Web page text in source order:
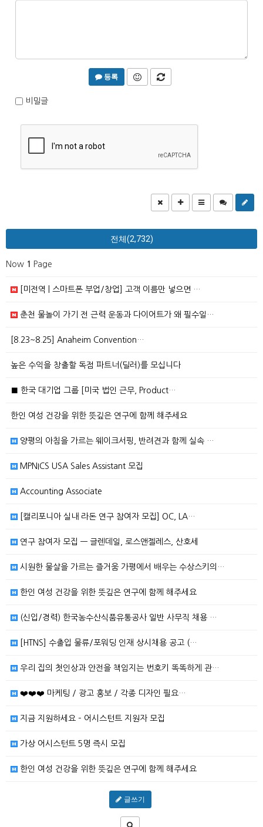
등록
비밀글
전체(2,732)
Now 1 Page
[미전역 | 스마트폰 부업/창업] 고객 이름만 넣으면 …
춘천 물놀이 가기 전 근력 운동과 다이어트가 왜 필수일…
[8.23~8.25] Anaheim Convention…
높은 수익을 창출할 독점 파트너(딜러)를 모십니다
■ 한국 대기업 그룹 [미국 법인 근무, Product…
한인 여성 건강을 위한 뜻깊은 연구에 함께 해주세요
양평의 아침을 가르는 웨이크서핑, 반려견과 함께 실속 …
MPNICS USA Sales Assistant 모집
Accounting Associate
[캘리포니아 실내 라돈 연구 참여자 모집] OC, LA…
연구 참여자 모집 — 글렌데일, 로스앤젤레스, 산호세
시원한 물살을 가르는 즐거움 가평에서 배우는 수상스키의…
한인 여성 건강을 위한 뜻깊은 연구에 함께 해주세요
(신입/경력) 한국농수산식품유통공사 일반 사무직 채용 …
[HTNS] 수출입 물류/포워딩 인재 상시채용 공고 (…
우리 집의 첫인상과 안전을 책임지는 번호키 똑똑하게 관…
❤️❤️❤️ 마케팅 / 광고 홍보 / 각종 디자인 필요…
지금 지원하세요 – 어시스턴트 지원자 모집
가상 어시스턴트 5명 즉시 모집
한인 여성 건강을 위한 뜻깊은 연구에 함께 해주세요
글쓰기